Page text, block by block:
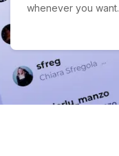
whenever you want.